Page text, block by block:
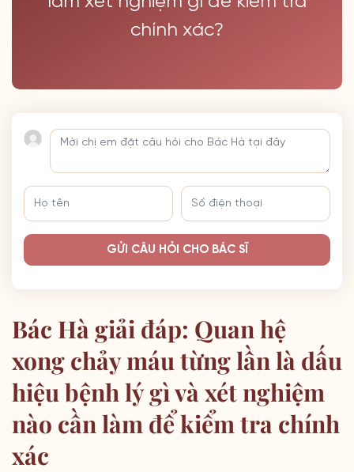
chính xác?
GỬI CÂU HỎI CHO BÁC SĨ
Bác Hà giải đáp: Quan hệ
xong chảy máu từng lần là dấu
hiệu bệnh lý gì và xét nghiệm
nào cần làm để kiểm tra chính
xác